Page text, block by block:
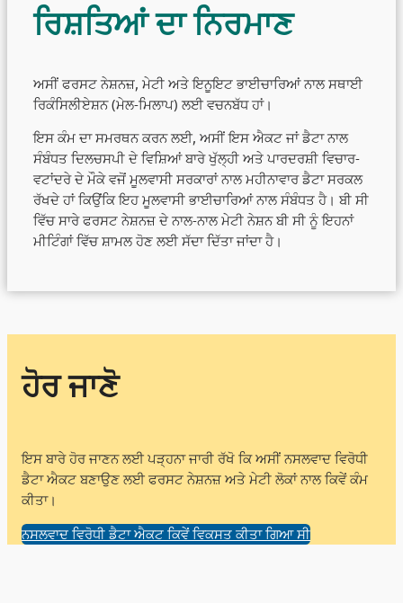
ਰਿਸ਼ਤਿਆਂ ਦਾ ਨਿਰਮਾਣ
ਅਸੀਂ ਫਰਸਟ ਨੇਸ਼ਨਜ਼, ਮੇਟੀ ਅਤੇ ਇਨੂਇਟ ਭਾਈਚਾਰਿਆਂ ਨਾਲ ਸਥਾਈ
ਰਿਕੰਸਿਲੀਏਸ਼ਨ (ਮੇਲ-ਮਿਲਾਪ) ਲਈ ਵਚਨਬੱਧ ਹਾਂ।
ਇਸ ਕੰਮ ਦਾ ਸਮਰਥਨ ਕਰਨ ਲਈ, ਅਸੀਂ ਇਸ ਐਕਟ ਜਾਂ ਡੈਟਾ ਨਾਲ
ਸੰਬੰਧਤ ਦਿਲਚਸਪੀ ਦੇ ਵਿਸ਼ਿਆਂ ਬਾਰੇ ਖੁੱਲ੍ਹੀ ਅਤੇ ਪਾਰਦਰਸ਼ੀ ਵਿਚਾਰ-
ਵਟਾਂਦਰੇ ਦੇ ਮੌਕੇ ਵਜੋਂ ਮੂਲਵਾਸੀ ਸਰਕਾਰਾਂ ਨਾਲ ਮਹੀਨਾਵਾਰ ਡੈਟਾ ਸਰਕਲ
ਰੱਖਦੇ ਹਾਂ ਕਿਉਂਕਿ ਇਹ ਮੂਲਵਾਸੀ ਭਾਈਚਾਰਿਆਂ ਨਾਲ ਸੰਬੰਧਤ ਹੈ। ਬੀ ਸੀ
ਵਿੱਚ ਸਾਰੇ ਫਰਸਟ ਨੇਸ਼ਨਜ਼ ਦੇ ਨਾਲ-ਨਾਲ ਮੇਟੀ ਨੇਸ਼ਨ ਬੀ ਸੀ ਨੂੰ ਇਹਨਾਂ
ਮੀਟਿੰਗਾਂ ਵਿੱਚ ਸ਼ਾਮਲ ਹੋਣ ਲਈ ਸੱਦਾ ਦਿੱਤਾ ਜਾਂਦਾ ਹੈ।
ਹੋਰ ਜਾਣੋ
ਇਸ ਬਾਰੇ ਹੋਰ ਜਾਣਨ ਲਈ ਪੜ੍ਹਨਾ ਜਾਰੀ ਰੱਖੋ ਕਿ ਅਸੀਂ ਨਸਲਵਾਦ ਵਿਰੋਧੀ
ਡੈਟਾ ਐਕਟ ਬਣਾਉਣ ਲਈ ਫਰਸਟ ਨੇਸ਼ਨਜ਼ ਅਤੇ ਮੇਟੀ ਲੋਕਾਂ ਨਾਲ ਕਿਵੇਂ ਕੰਮ
ਕੀਤਾ।
ਨਸਲਵਾਦ ਵਿਰੋਧੀ ਡੈਟਾ ਐਕਟ ਕਿਵੇਂ ਵਿਕਸਤ ਕੀਤਾ ਗਿਆ ਸੀ